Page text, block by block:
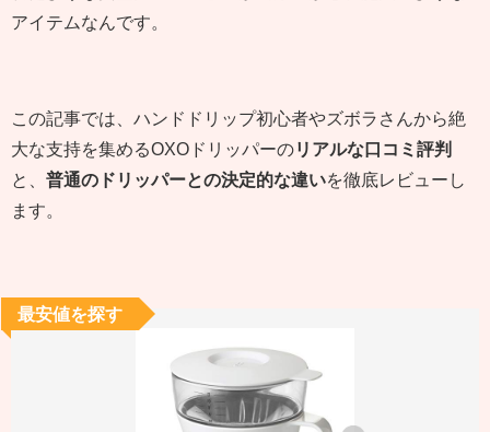
アイテムなんです。
この記事では、ハンドドリップ初心者やズボラさんから絶
大な支持を集めるOXOドリッパーのリアルな口コミ評判
と、 普通のドリッパーとの決定的な違いを徹底レビューし
ます。
最安値を探す